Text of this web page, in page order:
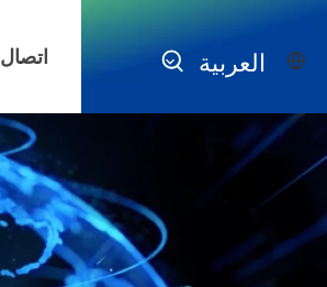
اتصال العربية